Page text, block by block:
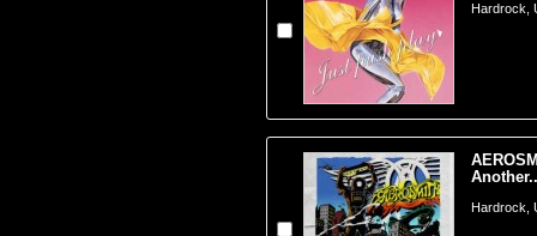
Hardrock,
Hardrock,